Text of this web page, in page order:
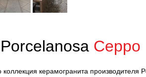
Ceppo
керамогранита производителя